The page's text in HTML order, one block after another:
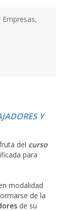
Y
del curso
para
modalidad
de la
de su